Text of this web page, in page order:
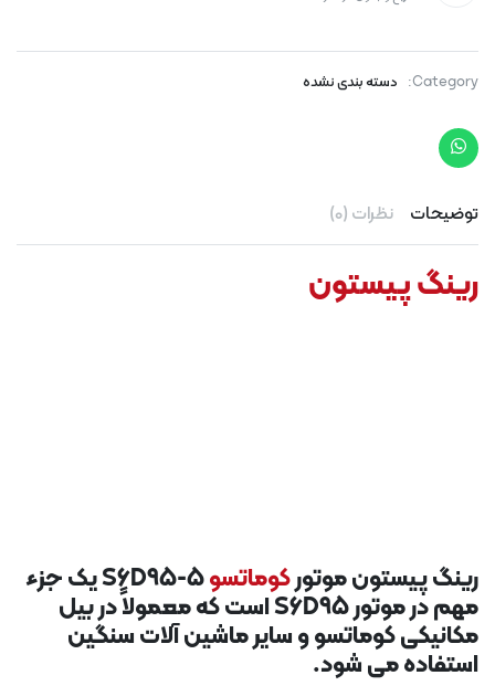
Category: دسته بندی نشده
توضیحات نظرات (0)
رینگ پیستون
رینگ پیستون موتورکوماتسو S6D95-5 یک جزء
مهم در موتور S6D95 است که معمولاً در بیل
مکانیکی کوماتسو و سایر ماشین آلات سنگین
استفاده می شود.